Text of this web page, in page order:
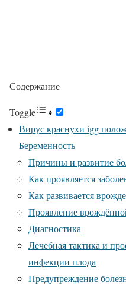
Содержание
Toggle
Вирус краснухи igg
Беременность
Причины и развитие
Как проявляется
Как развивается
Проявление
Диагностика
Лечебная тактика и
инфекции плода
Предупреждение